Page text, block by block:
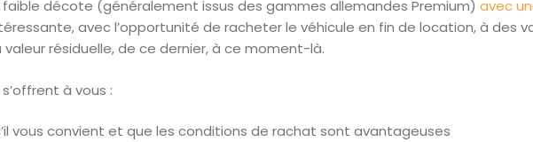
faible décote (généralement issus des gammes allemandes Premium)avec
avec l’opportunité de racheter le véhicule en fin de location, à des
résiduelle, de ce dernier, à ce moment-là.
à vous :
vous convient et que les conditions de rachat sont avantageuses